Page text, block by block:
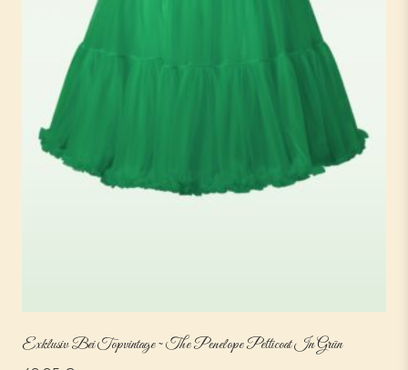
Exklusiv Bei Topvintage ~ The Penelope Petticoat In Grün